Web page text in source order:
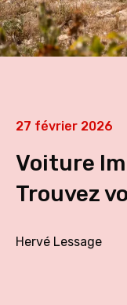
27 février 2026
Voiture
Trouvez
Hervé Lessage